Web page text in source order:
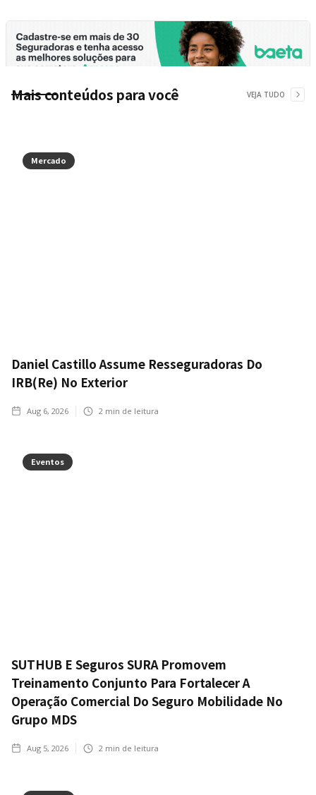
Mais conteúdos para você VEJA TUDO
Mercado
Daniel Castillo Assume Resseguradoras Do
IRB(Re) No Exterior
Aug 6, 2026 2 min de leitura
Eventos
SUTHUB E Seguros SURA Promovem
Treinamento Conjunto Para Fortalecer A
Operação Comercial Do Seguro Mobilidade No
Grupo MDS
Aug 5, 2026 2 min de leitura